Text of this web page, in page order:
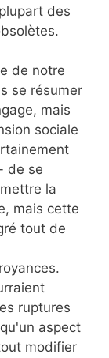
des
de notre
se résumer
mais
sociale
de se
la
mais cette
tout de
ruptures
aspect
modifier